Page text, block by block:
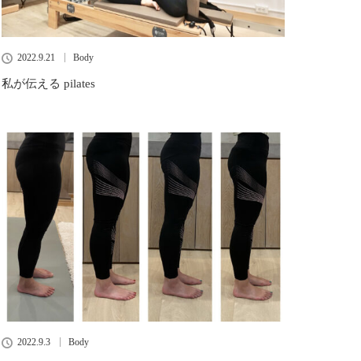
2022.9.21 Body
私が伝える pilates
2022.9.3 Body